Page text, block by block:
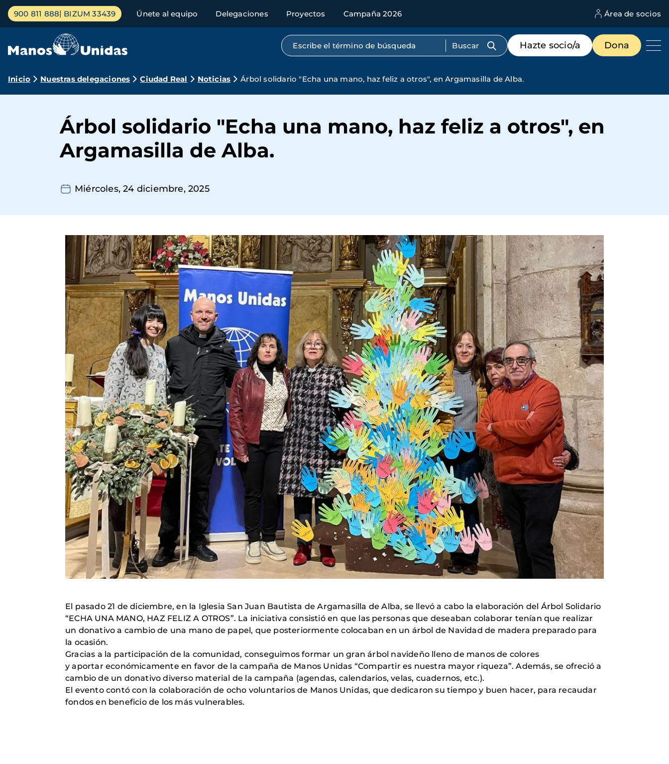
Pasar
contenido
Menú
principal
900 811 888 BIZUM 33439 Únete al equipo Delegaciones Proyectos Campaña 2026 Área de socios
Búsqueda por texto completo
Menú
de
destacados
Hazte socio/a Dona
Ruta
navegación
Inicio Nuestras delegaciones Ciudad Real Noticias Árbol solidario "Echa una mano, haz feliz a otros", en Argamasilla de Alba.
Árbol solidario "Echa una mano, haz feliz a otros", en
Argamasilla de Alba.
Miércoles, 24 diciembre, 2025
El pasado 21 de diciembre, en la Iglesia San Juan Bautista de Argamasilla de Alba, se llevó a cabo la elaboración del Árbol Solidario
“ECHA UNA MANO, HAZ FELIZ A OTROS”. La iniciativa consistió en que las personas que deseaban colaborar tenían que realizar
un donativo a cambio de una mano de papel, que posteriormente colocaban en un árbol de Navidad de madera preparado para
la ocasión.
Gracias a la participación de la comunidad, conseguimos formar un gran árbol navideño lleno de manos de colores
y aportar económicamente en favor de la campaña de Manos Unidas “Compartir es nuestra mayor riqueza”. Además, se ofreció a
cambio de un donativo diverso material de la campaña (agendas, calendarios, velas, cuadernos, etc.).
El evento contó con la colaboración de ocho voluntarios de Manos Unidas, que dedicaron su tiempo y buen hacer, para recaudar
fondos en beneficio de los más vulnerables.